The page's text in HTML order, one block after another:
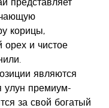
представляет
корицы,
и чистое
являются
улун премиум-
за свой богатый